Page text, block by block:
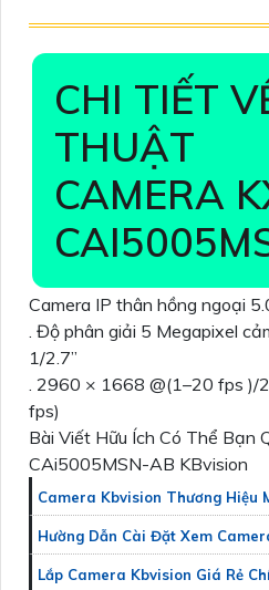
CHI TIẾT
THUẬT
CAMERA
Camera IP thân hồng ngoại
. Độ phân giải 5 Megapixel
1/2.7”
. 2960 × 1668 @(1–20 fps
fps)
Bài Viết Hữu Ích Có Thể Bạn
CAi5005MSN-AB KBvision
Camera Kbvision Thương Hiệu
Hường Dẫn Cài Đặt Xem
Lắp Camera Kbvision Giá Rẻ